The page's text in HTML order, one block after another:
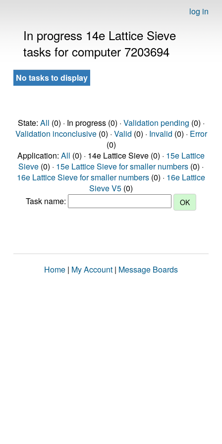
log in
In progress 14e Lattice Sieve
tasks for computer 7203694
No tasks to display
State: All (0) · In progress (0) · Validation pending (0) ·
Validation inconclusive(0) · Valid (0) · Invalid (0) · Error
(0)
Application: All (0) · 14e Lattice Sieve (0) · 15e Lattice
Sieve (0) · 15e Lattice Sieve for smaller numbers (0) ·
16e Lattice Sieve for smaller numbers (0) · 16e Lattice
Sieve V5 (0)
Task name:
Home | My Account | Message Boards